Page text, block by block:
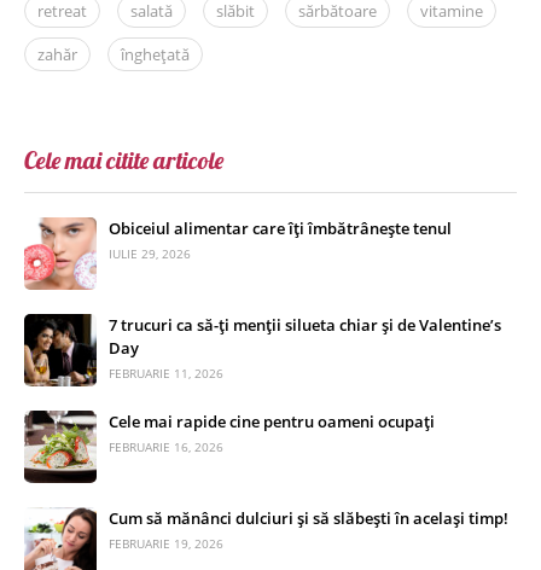
retreat
salată slăbit sărbătoare
vitamine
zahăr
înghețată
Cele mai citite articole
Obiceiul alimentar care îți îmbătrânește tenul
IULIE 29, 2026
7 trucuri ca să-ți menții silueta chiar și de Valentine’s
Day
FEBRUARIE 11, 2026
Cele mai rapide cine pentru oameni ocupați
FEBRUARIE 16, 2026
Cum să mănânci dulciuri și să slăbești în același timp!
FEBRUARIE 19, 2026